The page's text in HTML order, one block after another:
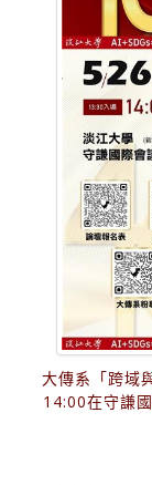
大傳系「跨域
14:00在守謙